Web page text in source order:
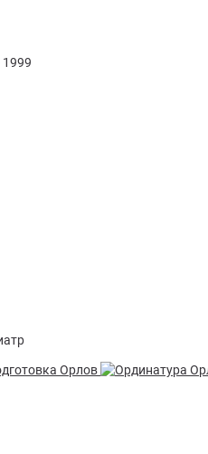
лечение наркомании
1999
Орлов